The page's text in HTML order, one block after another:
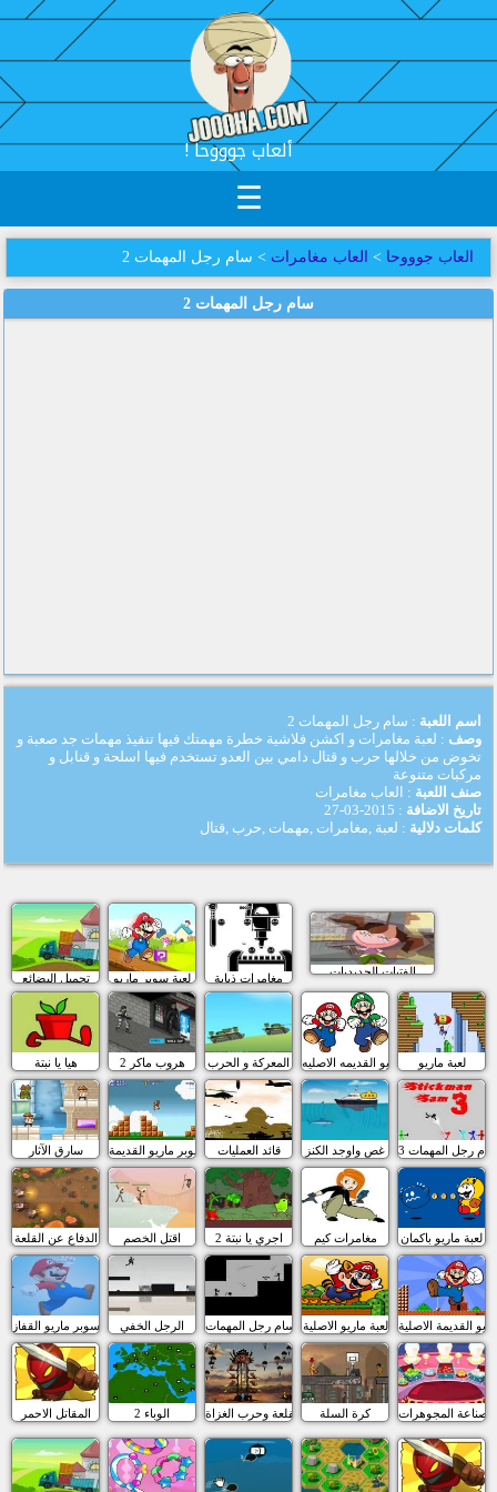
! ألعاب جوووحا
☰
العاب جوووحا > العاب مغامرات > سام رجل المهمات 2
تحميل البضائع لعبة سوبر ماريو مغامرات ذبابة الفتيات الحديديات
هيا يا نبتة هروب ماكر 2 المعركة و الحرب لعبة ماريو القديمه الاصليهلعبة ماريو
سارق الآثار سوبر ماريو القديمة قائد العمليات غص واوجد الكنز سام رجل المهمات 3
الدفاع عن القلعة اقتل الخصم اجري يا نبتة 2 مغامرات كيم لعبة ماريو باكمان
لعبة سوبر ماريو القفازالرجل الخفي سام رجل المهمات لعبة ماريو الاصلية القديمة الاصلية
المقاتل الاحمر الوباء 2 القلعة وحرب الغزاة كرة السلة صناعة المجوهرات
سام رجل المهمات 2
اسم اللعبة : سام رجل المهمات 2
وصف : لعبة مغامرات و اكشن فلاشية خطرة مهمتك فيها تنفيذ مهمات جد صعبة و
تخوض من خلالها حرب و قتال دامي بين العدو تستخدم فيها اسلحة و قنابل و
مركبات متنوعة
صنف اللعبة : العاب مغامرات
تاريخ الاضافة : 2015-03-27
كلمات دلالية : لعبة ,مغامرات ,مهمات ,حرب ,قتال